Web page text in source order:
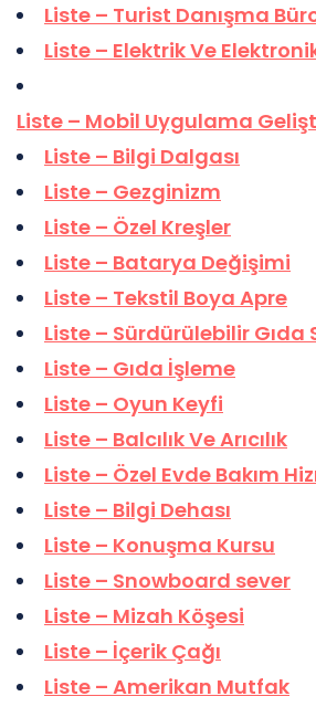
Liste – Turist Danışma
Liste – Elektrik Ve
Liste – Mobil Uygulama
Liste – Bilgi Dalgası
Liste – Gezginizm
Liste – Özel Kreşler
Liste – Batarya Değişimi
Liste – Tekstil Boya Apre
Liste – Sürdürülebilir Gıda
Liste – Gıda İşleme
Liste – Oyun Keyfi
Liste – Balcılık Ve Arıcılık
Liste – Özel Evde Bakım
Liste – Bilgi Dehası
Liste – Konuşma Kursu
Liste – Snowboard sever
Liste – Mizah Köşesi
Liste – İçerik Çağı
Liste – Amerikan Mutfak